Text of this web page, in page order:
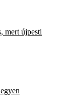
mert újpesti